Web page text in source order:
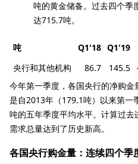
吨的黄金储备。过去四个季
达715.7吨。
吨 Q1'18 Q1'19
央行和其他机构
86.7 145.5
今年第一季度，各国央行的净购
是自2013年（179.1吨）以来第一
吨的五年季度平均水平。计算过
需求总量达到了历史新高。
各国央行购金量：连续四个季